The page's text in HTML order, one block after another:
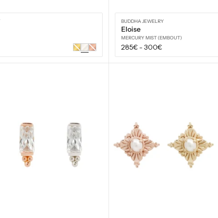
Or
jaune
Or
VOIR LES OPTIONS
BUDDHA JEWELRY
Eloise
MERCURY MIST (EMBOUT)
Prix
régulier
285€ - 300€